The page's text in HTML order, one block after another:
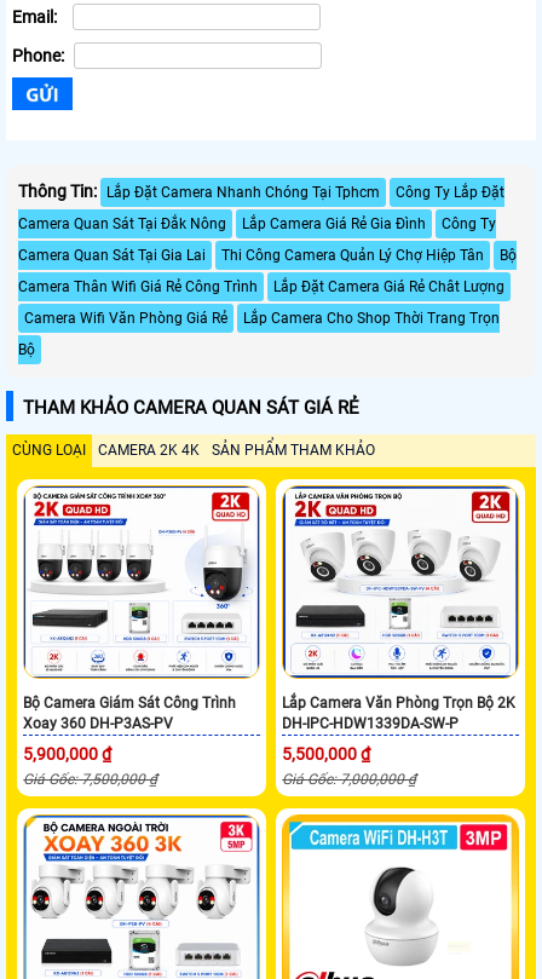
Email:
Phone:
Thông Tin: Lắp Đặt Camera Nhanh Chóng Tại Tphcm
Công Ty Lắp Đặt
Camera Quan Sát Tại Đắk Nông
Lắp Camera Giá Rẻ Gia Đình
Công Ty
Camera Quan Sát Tại Gia Lai
Thi Công Camera Quản Lý Chợ Hiệp Tân
Bộ
Camera Thân Wifi Giá Rẻ Công Trình
Lắp Đặt Camera Giá Rẻ Chât Lượng
Camera Wifi Văn Phòng Giá Rẻ
Lắp Camera Cho Shop Thời Trang Trọn
Bộ
THAM KHẢO CAMERA QUAN SÁT GIÁ RẺ
CÙNG LOẠI CAMERA 2K 4K SẢN PHẨM THAM KHẢO
Bộ Camera Giám Sát Công Trình
Xoay 360 DH-P3AS-PV
5,900,000 ₫
Giá Gốc: 7,500,000 ₫
Lắp Camera Văn Phòng Trọn Bộ 2K
DH-IPC-HDW1339DA-SW-P
5,500,000 ₫
Giá Gốc: 7,000,000 ₫